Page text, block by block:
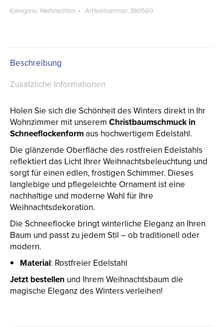
Kategorie: Weihnachten Artikelnummer: 380560
Beschreibung
Zusätzliche Informationen
Holen Sie sich die Schönheit des Winters direkt in Ihr
Wohnzimmer mit unserem Christbaumschmuck in
Schneeflockenformaus hochwertigem Edelstahl.
Die glänzende Oberfläche des rostfreien Edelstahls
reflektiert das Licht Ihrer Weihnachtsbeleuchtung und
sorgt für einen edlen, frostigen Schimmer. Dieses
langlebige und pflegeleichte Ornament ist eine
nachhaltige und moderne Wahl für Ihre
Weihnachtsdekoration.
Die Schneeflocke bringt winterliche Eleganz an Ihren
Baum und passt zu jedem Stil – ob traditionell oder
modern.
Material: Rostfreier Edelstahl
Jetzt bestellen und Ihrem Weihnachtsbaum die
magische Eleganz des Winters verleihen!